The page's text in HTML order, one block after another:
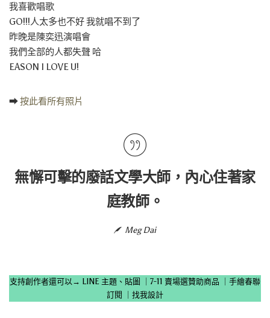
我喜歡唱歌
GO!!!人太多也不好 我就唱不到了
昨晚是陳奕迅演唱會
我們全部的人都失聲 哈
EASON I LOVE U!
➡按此看所有照片
無懈可擊的廢話文學大師，內心住著家
庭教師。
Meg Dai
支持創作者還可以→ LINE 主題、貼圖 7-11 賣場選贊助商品
手繪春聯
訂閱
找我設計